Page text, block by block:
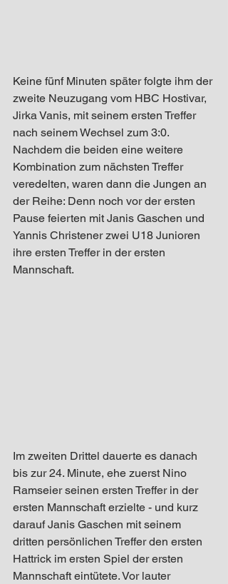
Keine fünf Minuten später folgte ihm der
zweite Neuzugang vom HBC Hostivar,
Jirka Vanis, mit seinem ersten Treffer
nach seinem Wechsel zum 3:0.
Nachdem die beiden eine weitere
Kombination zum nächsten Treffer
veredelten, waren dann die Jungen an
der Reihe: Denn noch vor der ersten
Pause feierten mit Janis Gaschen und
Yannis Christener zwei U18 Junioren
ihre ersten Treffer in der ersten
Mannschaft.
Im zweiten Drittel dauerte es danach
bis zur 24. Minute, ehe zuerst Nino
Ramseier seinen ersten Treffer in der
ersten Mannschaft erzielte - und kurz
darauf Janis Gaschen mit seinem
dritten persönlichen Treffer den ersten
Hattrick im ersten Spiel der ersten
Mannschaft eintütete. Vor lauter